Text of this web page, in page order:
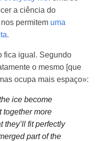
a ciência do
permitem uma
.
fica igual. Segundo
o mesmo [que
ocupa mais espaço»:
ice become
together more
they’ll fit perfectly
part of the